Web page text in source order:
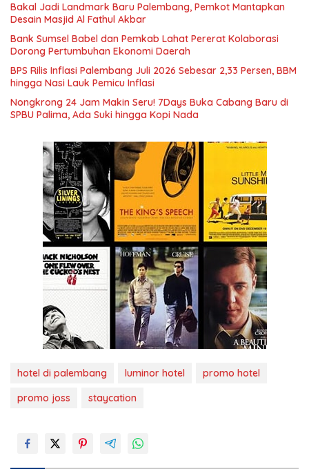
Bakal Jadi Landmark Baru Palembang, Pemkot Mantapkan
Desain Masjid Al Fathul Akbar
Bank Sumsel Babel dan Pemkab Lahat Pererat Kolaborasi
Dorong Pertumbuhan Ekonomi Daerah
BPS Rilis Inflasi Palembang Juli 2026 Sebesar 2,33 Persen, BBM
hingga Nasi Lauk Pemicu Inflasi
Nongkrong 24 Jam Makin Seru! 7Days Buka Cabang Baru di
SPBU Palima, Ada Suki hingga Kopi Nada
hotel di palembang luminor hotel
promo hotel
promo joss
staycation